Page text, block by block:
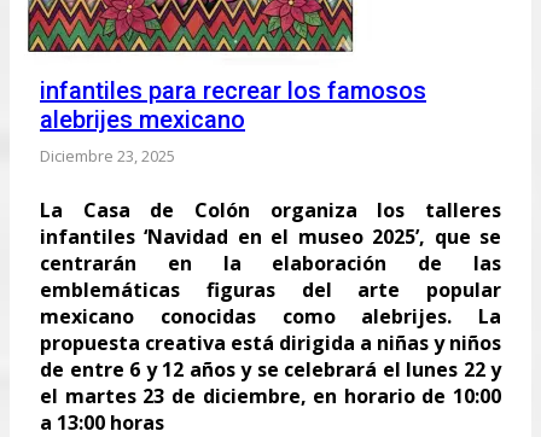
infantiles para recrear los famosos
alebrijes mexicano
Diciembre 23, 2025
La Casa de Colón organiza los talleres
infantiles ‘Navidad en el museo 2025’, que se
centrarán en la elaboración de las
emblemáticas figuras del arte popular
mexicano conocidas como alebrijes. La
propuesta creativa está dirigida a niñas y niños
de entre 6 y 12 años y se celebrará el lunes 22 y
el martes 23 de diciembre, en horario de 10:00
a 13:00 horas